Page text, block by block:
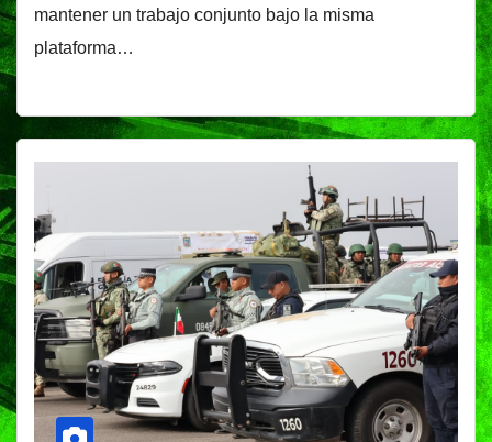
mantener un trabajo conjunto bajo la misma
plataforma…